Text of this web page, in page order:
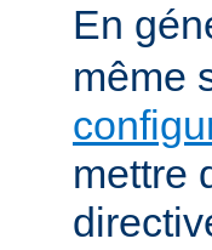
En
même
mettre